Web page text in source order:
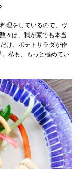
理をしているので、ヴ
々は、我が家でも本当
け、ポテトサラダが作
私も、もっと極めてい